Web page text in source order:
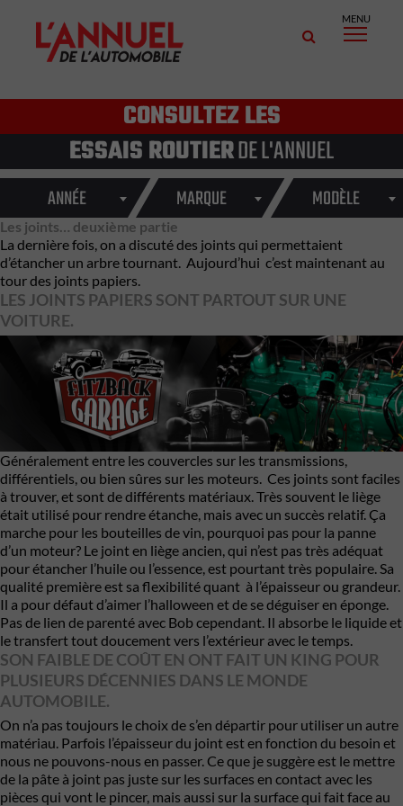
MENU
CONSULTEZ LES
ESSAIS ROUTIERDE L'ANNUEL
ANNÉE MARQUE MODÈLE
Les joints… deuxième partie
La dernière fois, on a discuté des joints qui permettaient
d’étancher un arbre tournant. Aujourd’hui c’est maintenant au
tour des joints papiers.
LES JOINTS PAPIERS SONT PARTOUT SUR UNE
VOITURE.
Généralement entre les couvercles sur les transmissions,
différentiels, ou bien sûres sur les moteurs. Ces joints sont faciles
à trouver, et sont de différents matériaux. Très souvent le liège
était utilisé pour rendre étanche, mais avec un succès relatif. Ça
marche pour les bouteilles de vin, pourquoi pas pour la panne
d’un moteur? Le joint en liège ancien, qui n’est pas très adéquat
pour étancher l’huile ou l’essence, est pourtant très populaire. Sa
qualité première est sa flexibilité quant à l’épaisseur ou grandeur.
Il a pour défaut d’aimer l’halloween et de se déguiser en éponge.
Pas de lien de parenté avec Bob cependant. Il absorbe le liquide et
le transfert tout doucement vers l’extérieur avec le temps.
SON FAIBLE DE COÛT EN ONT FAIT UN KING POUR
PLUSIEURS DÉCENNIES DANS LE MONDE
AUTOMOBILE.
On n’a pas toujours le choix de s’en départir pour utiliser un autre
matériau. Parfois l’épaisseur du joint est en fonction du besoin et
nous ne pouvons-nous en passer. Ce que je suggère est le mettre
de la pâte à joint pas juste sur les surfaces en contact avec les
pièces qui vont le pincer, mais aussi sur la surface qui fait face au